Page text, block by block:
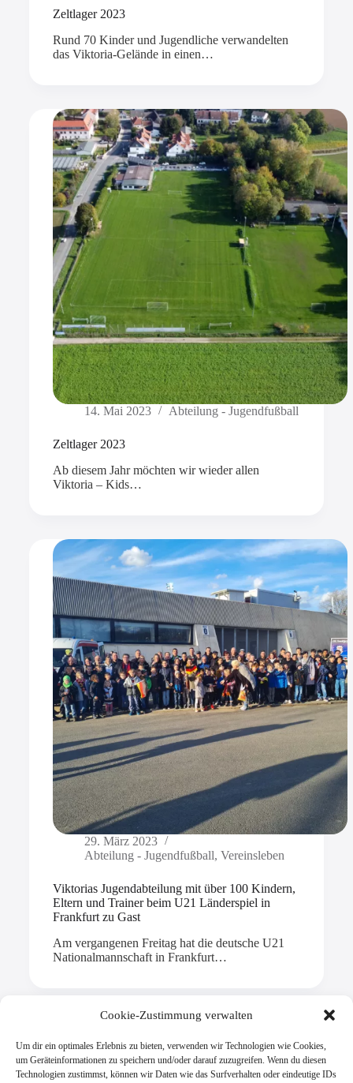
Cookie-Zustimmung verwalten
Um dir ein optimales Erlebnis zu bieten, verwenden wir Technologien wie Cookies,
um Geräteinformationen zu speichern und/oder darauf zuzugreifen. Wenn du diesen
Technologien zustimmst, können wir Daten wie das Surfverhalten oder eindeutige IDs
Zeltlager 2023
Rund 70 Kinder und Jugendliche verwandelten
das Viktoria-Gelände in einen…
14. Mai 2023 Abteilung - Jugendfußball
Zeltlager 2023
Ab diesem Jahr möchten wir wieder allen
Viktoria – Kids…
29. März 2023
Abteilung - Jugendfußball, Vereinsleben
Viktorias Jugendabteilung mit über 100 Kindern,
Eltern und Trainer beim U21 Länderspiel in
Frankfurt zu Gast
Am vergangenen Freitag hat die deutsche U21
Nationalmannschaft in Frankfurt…
Mehr laden